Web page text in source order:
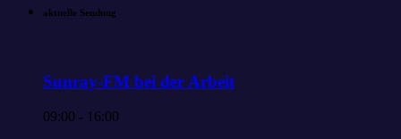
aktuelle Sendung
Sunray-FM bei der Arbeit
09:00 - 16:00